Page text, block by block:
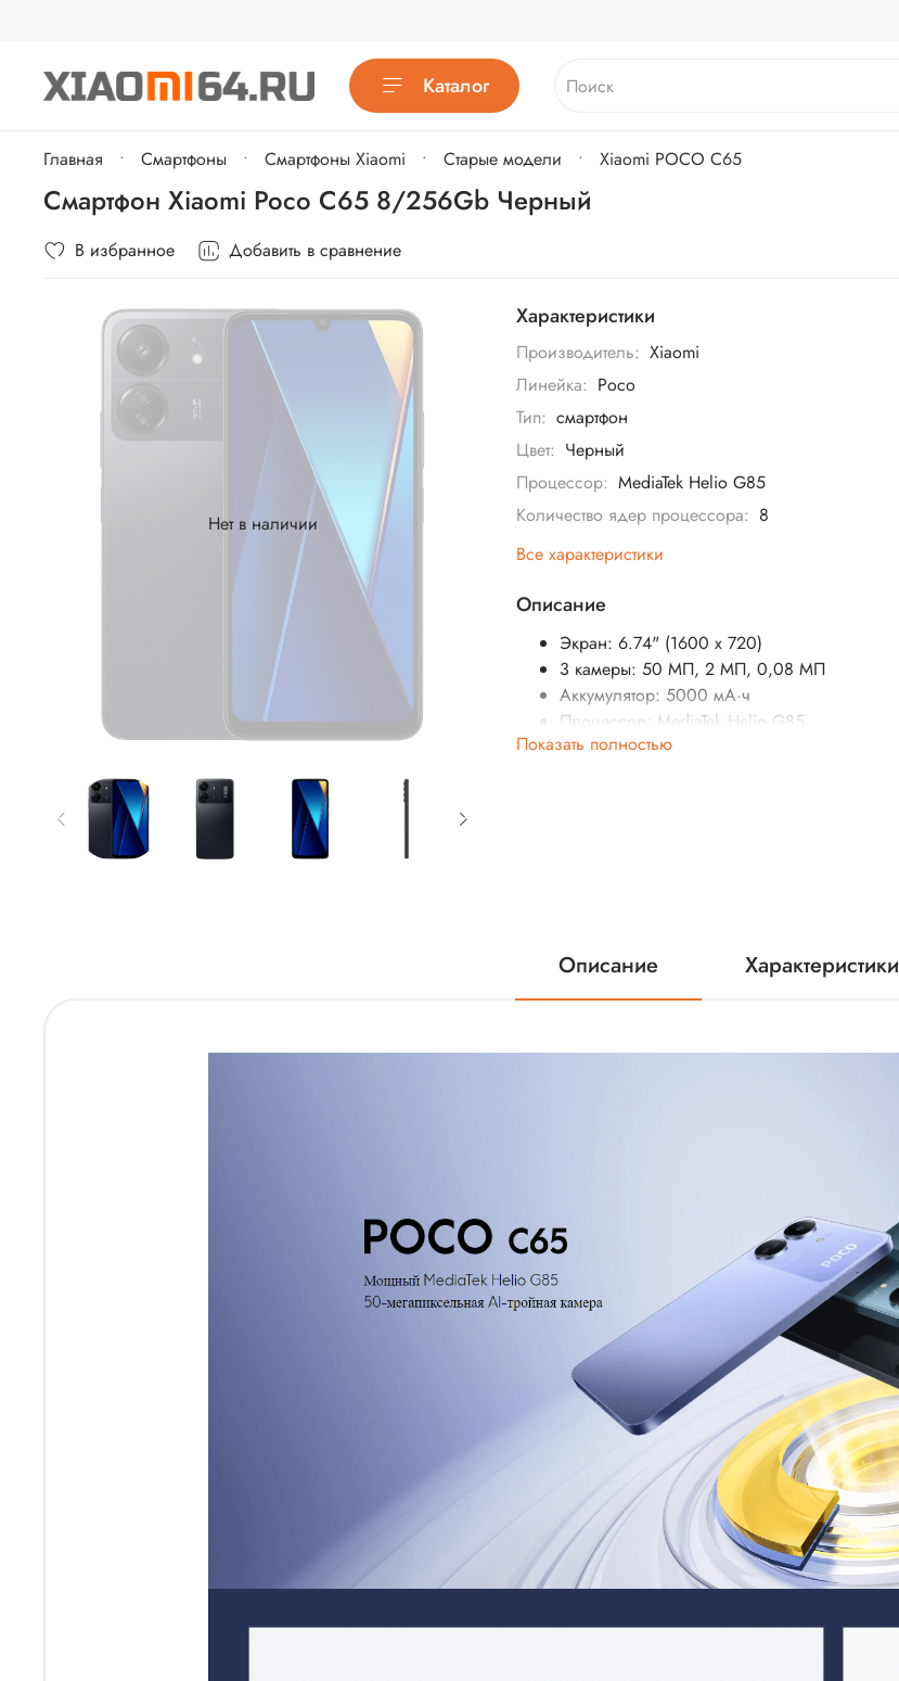
Каталог
Главная Cмартфоны Смартфоны Xiaomi Старые модели Xiaomi POCO C65
Смартфон Xiaomi Poco C65 8/256Gb Черный
В избранное Добавить в сравнение
Нет в наличии
Характеристики
Производитель: Xiaomi
Линейка: Poco
Тип: смартфон
Цвет: Черный
Процессор: MediaTek Helio G85
Количество ядер процессора: 8
Все характеристики
Описание
Экран: 6.74" (1600 x 720)
3 камеры: 50 МП, 2 МП, 0,08 МП
Аккумулятор: 5000 мА·ч
Процессор: MediaTek Helio G85
SIM-карты: 2 (nano SIM)
Показать полностью
Описание Характеристики